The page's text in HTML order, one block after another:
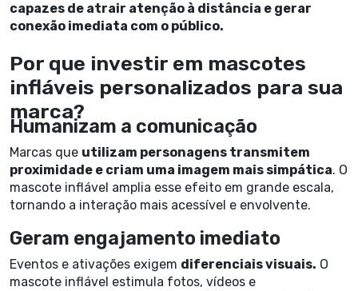
capazes de atrair atenção à distância e gerar
conexão imediata com o público.
Por que investir em mascotes
infláveis personalizados para sua
marca?
Humanizam a comunicação
Marcas que utilizam personagens transmitem
proximidade e criam uma imagem mais simpática. O
mascote inflável amplia esse efeito em grande escala,
tornando a interação mais acessível e envolvente.
Geram engajamento imediato
Eventos e ativações exigem diferenciais visuais. O
mascote inflável estimula fotos, vídeos e